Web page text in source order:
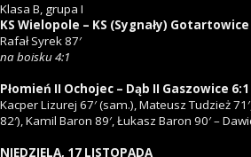
Klasa B, grupa I
KS Wielopole – KS (Sygnały) Gotartowice
Rafał Syrek 87′
na boisku 4:1
Płomień II Ochojec – Dąb II Gaszowice 6:1
Kacper Lizurej 67′ (sam.), Mateusz Tudzież
82′), Kamil Baron 89′, Łukasz Baron 90′ –
NIEDZIELA, 17 LISTOPADA